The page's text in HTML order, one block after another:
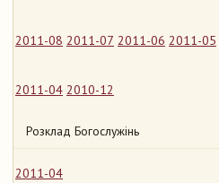
2011-08 2011-07 2011-06 2011-05
2011-04 2010-12
Розклад Богослужінь
2011-04